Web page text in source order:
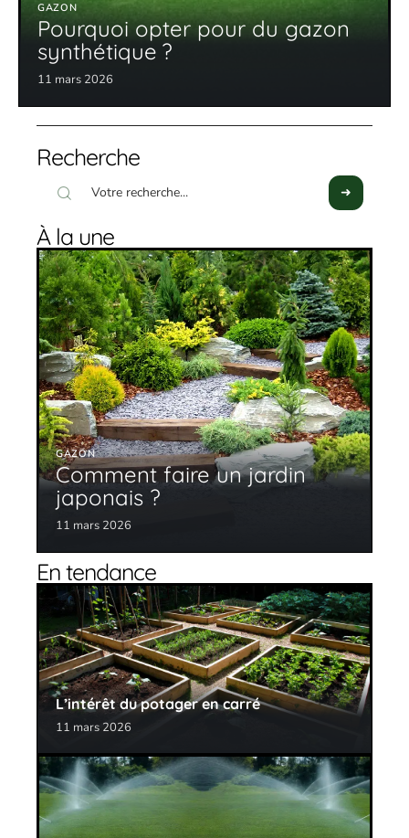
GAZON
Pourquoi opter pour du gazon
synthétique ?
11 mars 2026
Recherche
À la une
GAZON
Comment faire un jardin
japonais ?
11 mars 2026
En tendance
L’intérêt du potager en carré
11 mars 2026